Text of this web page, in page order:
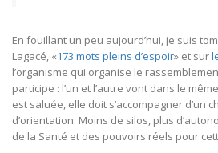
En fouillant un peu aujourd’hui, je suis
Lagacé, «173 mots pleins d’espoir» et sur
l’organisme qui organise le
participe : l’un et l’autre vont dans le
est saluée, elle doit s’accompagner d’un
d’orientation. Moins de silos, plus
de la Santé et des pouvoirs réels pour